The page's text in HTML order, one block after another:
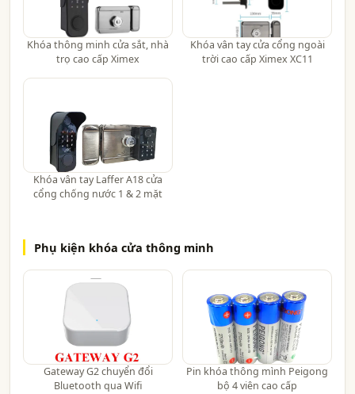
Khóa thông minh cửa sắt, nhà
trọ cao cấp Ximex
Khóa vân tay cửa cổng ngoài
trời cao cấp Ximex XC11
Khóa vân tay Laffer A18 cửa
cổng chống nước 1 & 2 mặt
Phụ kiện khóa cửa thông minh
Gateway G2 chuyển đổi
Bluetooth qua Wifi
Pin khóa thông mình Peigong
bộ 4 viên cao cấp